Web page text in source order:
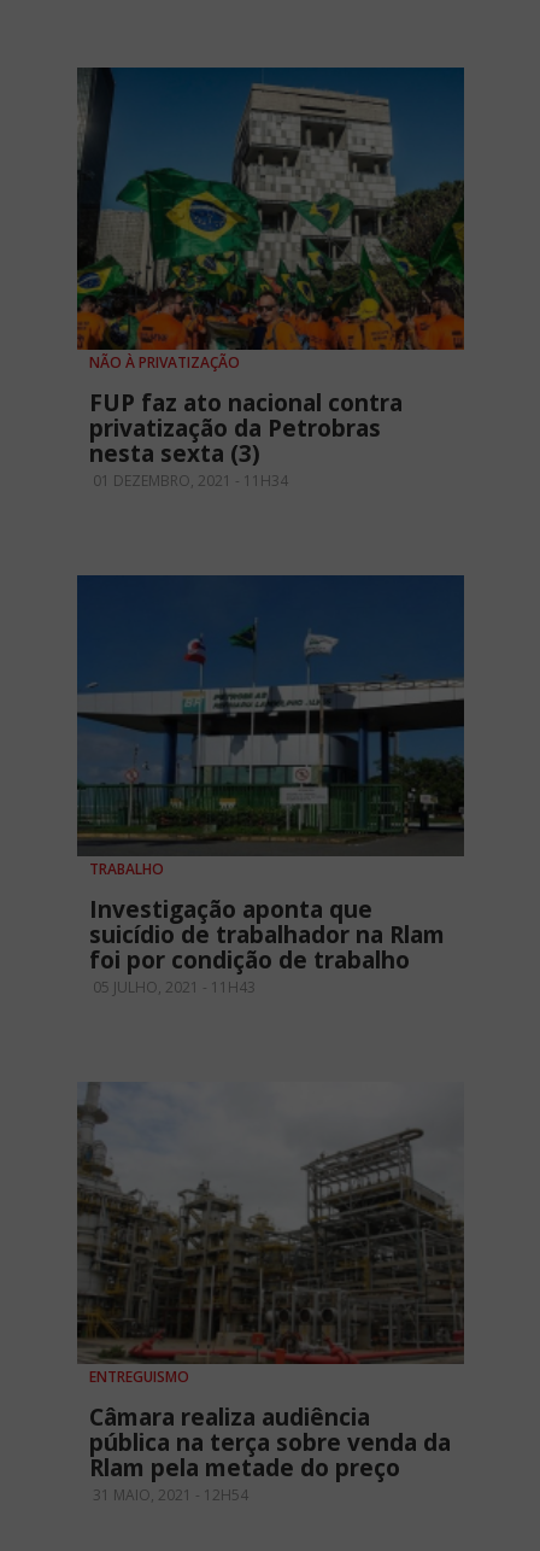
NÃO À PRIVATIZAÇÃO
FUP faz ato nacional contra
privatização da Petrobras
nesta sexta (3)
01 DEZEMBRO, 2021 - 11H34
TRABALHO
Investigação aponta que
suicídio de trabalhador na Rlam
foi por condição de trabalho
05 JULHO, 2021 - 11H43
ENTREGUISMO
Câmara realiza audiência
pública na terça sobre venda da
Rlam pela metade do preço
31 MAIO, 2021 - 12H54